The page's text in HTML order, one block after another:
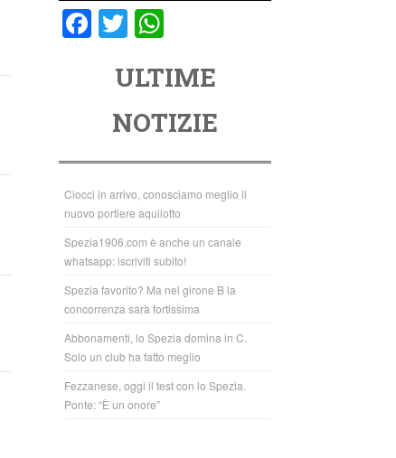
F
o
o
k
T
tt
er
at
s
A
p
p
ULTIME
NOTIZIE
Ciocci in arrivo, conosciamo meglio il
nuovo portiere aquilotto
Spezia1906.com è anche un canale
whatsapp: iscriviti subito!
Spezia favorito? Ma nel girone B la
concorrenza sarà fortissima
Abbonamenti, lo Spezia domina in C.
Solo un club ha fatto meglio
Fezzanese, oggi il test con lo Spezia.
Ponte: “È un onore”